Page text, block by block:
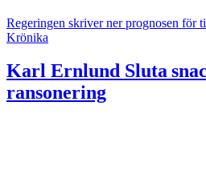
Regeringen skriver ner prognosen för
Krönika
Karl Ernlund Sluta
ransonering